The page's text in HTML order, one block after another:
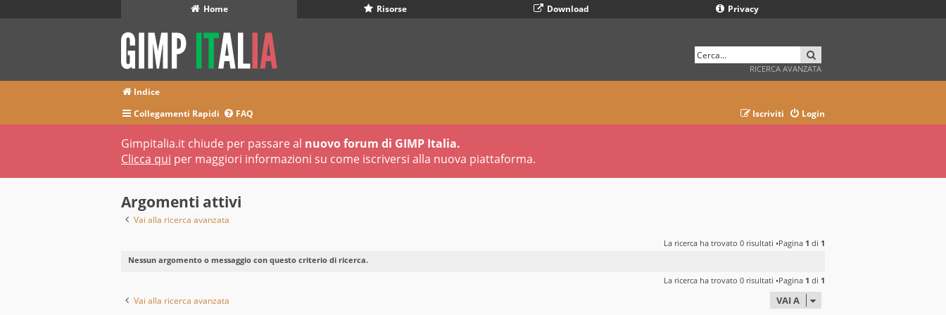
Home Risorse Download Privacy
RICERCA AVANZATA
Indice
Collegamenti Rapidi
FAQ Login
Iscriviti
Gimpitalia.it chiude per passare al nuovo forum di GIMP Italia.
Clicca qui per maggiori informazioni su come iscriversi alla nuova piattaforma.
Argomenti attivi
Vai alla ricerca avanzata
La ricerca ha trovato 0 risultati •Pagina 1 di 1
Nessun argomento o messaggio con questo criterio di ricerca.
La ricerca ha trovato 0 risultati •Pagina 1 di 1
Vai alla ricerca avanzata VAI A